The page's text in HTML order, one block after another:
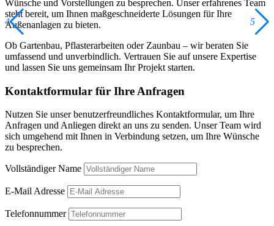
Wünsche und Vorstellungen zu besprechen. Unser erfahrenes Team
steht bereit, um Ihnen maßgeschneiderte Lösungen für Ihre
Außenanlagen zu bieten.
Ob Gartenbau, Pflasterarbeiten oder Zaunbau – wir beraten Sie
umfassend und unverbindlich. Vertrauen Sie auf unsere Expertise
und lassen Sie uns gemeinsam Ihr Projekt starten.
Kontaktformular für Ihre Anfragen
Nutzen Sie unser benutzerfreundliches Kontaktformular, um Ihre
Anfragen und Anliegen direkt an uns zu senden. Unser Team wird
sich umgehend mit Ihnen in Verbindung setzen, um Ihre Wünsche
zu besprechen.
Vollständiger Name
E-Mail Adresse
Telefonnummer
4 5